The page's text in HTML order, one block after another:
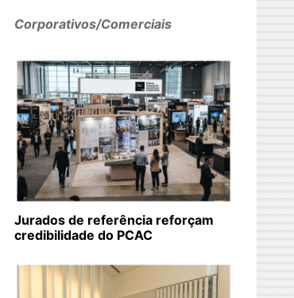
Corporativos/Comerciais
Jurados de referência reforçam
credibilidade do PCAC